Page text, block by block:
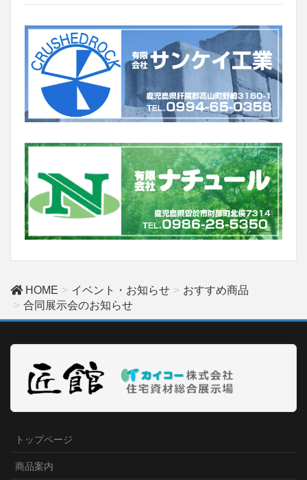
HOME イベント・お知らせ
おすすめ商品
合同展示会のお知らせ
トップページ
商品案内